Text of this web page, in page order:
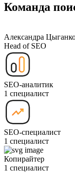
Команда
Александра
Head of SEO
SEO-аналитик
1 специалист
SEO-специалист
1 специалист
Копирайтер
1 специалист